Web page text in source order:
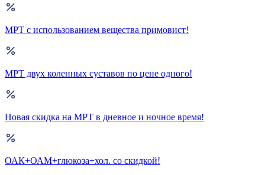
МРТ с использованием вещества примовист!
МРТ двух коленных суставов по цене одного!
Новая скидка на МРТ в дневное и ночное время!
ОАК+ОАМ+глюкоза+хол. со скидкой!